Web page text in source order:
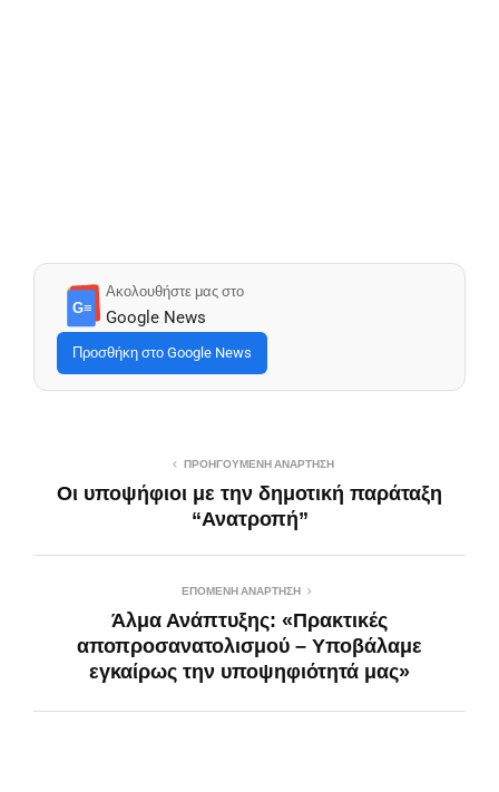
G≡
Ακολουθήστε μας στο
Google News
Προσθήκη στο Google News
ΠΡΟΗΓΟΎΜΕΝΗ ΑΝΆΡΤΗΣΗ
Οι υποψήφιοι με την δημοτική παράταξη
“Ανατροπή”
ΕΠΌΜΕΝΗ ΑΝΆΡΤΗΣΗ
Άλμα Ανάπτυξης: «Πρακτικές
αποπροσανατολισμού – Υποβάλαμε
εγκαίρως την υποψηφιότητά μας»